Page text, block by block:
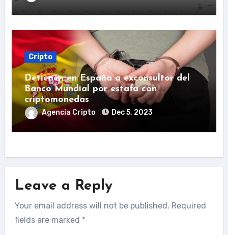
Cripto
Detienen en España a exconsultor del
Banco Mundial por estafa con
criptomonedas
Agencia Cripto Dec 5, 2023
Leave a Reply
Your email address will not be published. Required
fields are marked *